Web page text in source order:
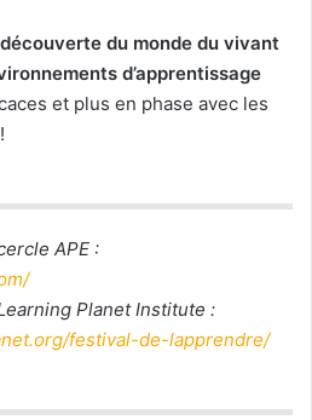
découverte du monde du vivant
d’apprentissage
et plus en phase avec les
APE :
Planet Institute :
festival-de-lapprendre/